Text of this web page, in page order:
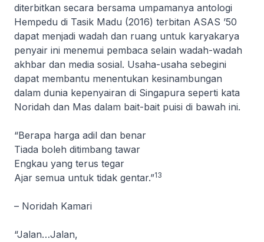
diterbitkan secara bersama umpamanya antologi
Hempedu di Tasik Madu (2016) terbitan ASAS ’50
dapat menjadi wadah dan ruang untuk karyakarya
penyair ini menemui pembaca selain wadah-wadah
akhbar dan media sosial. Usaha-usaha sebegini
dapat membantu menentukan kesinambungan
dalam dunia kepenyairan di Singapura seperti kata
Noridah dan Mas dalam bait-bait puisi di bawah ini.
“Berapa harga adil dan benar
Tiada boleh ditimbang tawar
Engkau yang terus tegar
Ajar semua untuk tidak gentar.”13
– Noridah Kamari
“Jalan…Jalan,